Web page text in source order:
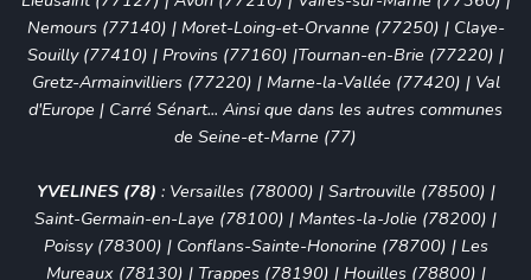
Nemours (77140) | Moret-Loing-et-Orvanne (77250) | Claye-
Souilly (77410) | Provins (77160) |Tournan-en-Brie (77220) |
Gretz-Armainvilliers (77220) | Marne-la-Vallée (77420) | Val
d'Europe | Carré Sénart... Ainsi que dans les autres communes
de Seine-et-Marne (77)
YVELINES (78) : Versailles (78000) | Sartrouville (78500) |
Saint-Germain-en-Laye (78100) | Mantes-la-Jolie (78200) |
Poissy (78300) | Conflans-Sainte-Honorine (78700) | Les
Mureaux (78130) | Trappes (78190) | Houilles (78800) |